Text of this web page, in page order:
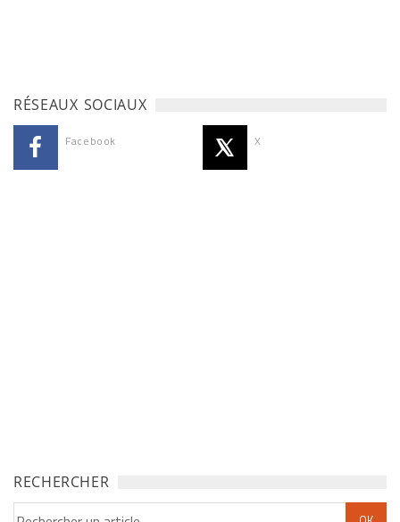
RÉSEAUX SOCIAUX
Facebook X
RECHERCHER